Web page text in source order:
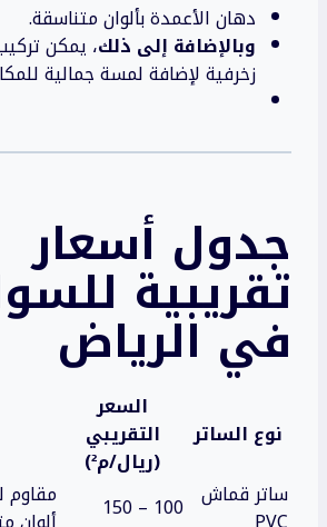
دهان الأعمدة بألوان متناسقة.
وبالإضافة إلى ذلك، يمكن
زخرفية لإضافة لمسة جمالية
جدول أسعار
تقريبية
في الرياض
نوع الساتر
السعر
التقريبي
(ريال/م²)
ساتر قماش 100 – 150